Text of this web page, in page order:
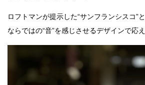
ロフトマンが提示した“サンフランシスコ”
ならではの“音”を感じさせるデザインで応